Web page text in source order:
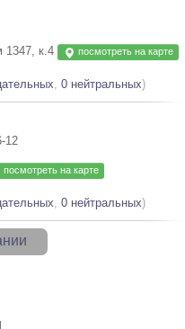
1347, к.4 посмотреть на карте
, 0 нейтральных)
12
посмотреть на карте
, 0 нейтральных)